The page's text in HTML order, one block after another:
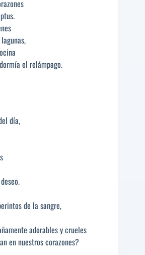
el relámpago.
día,
de la sangre,
adorables y crueles
en nuestros corazones?